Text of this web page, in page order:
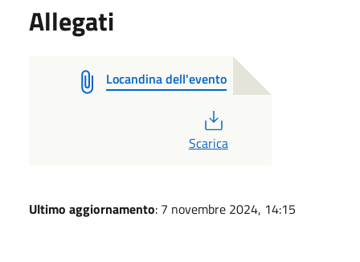
Allegati
Locandina dell'evento
Scarica
Ultimo aggiornamento: 7 novembre 2024, 14:15